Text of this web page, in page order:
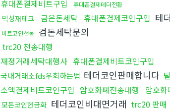
휴대폰결제비트구입 휴대폰결제테더전환
믹싱재테크 금은돈세탁 휴대폰결제코인구입 테
비트코인선물 검돈세탁문의
trc20 전송대행
재정거래세탁대행사 휴대폰결제비트코인구입
국내거래소fds우회하는법 테더코인판매합니다
소액결제비트코인구입 암호화폐전송대행 암호화
모든코인현금화 테더코인비대면거래 trc20 판매